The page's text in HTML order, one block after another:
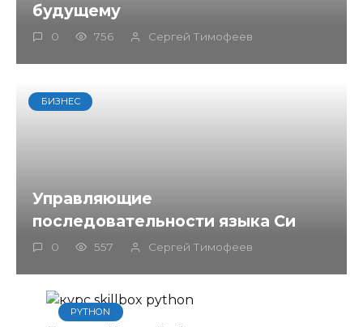
будущему
0 756 Сергей Тимофеев
БИЗНЕС
Управляющие
последовательности языка Си
0 557 Сергей Тимофеев
PYTHON